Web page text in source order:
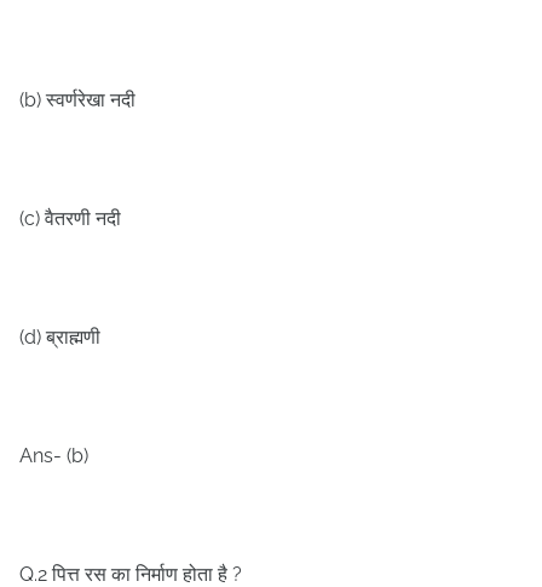
(b)स्वर्णरेखा नदी
(c)वैतरणी नदी
(d)ब्राह्मणी
Ans- (b)
Q.2पित्त रस का निर्माण होता है ?